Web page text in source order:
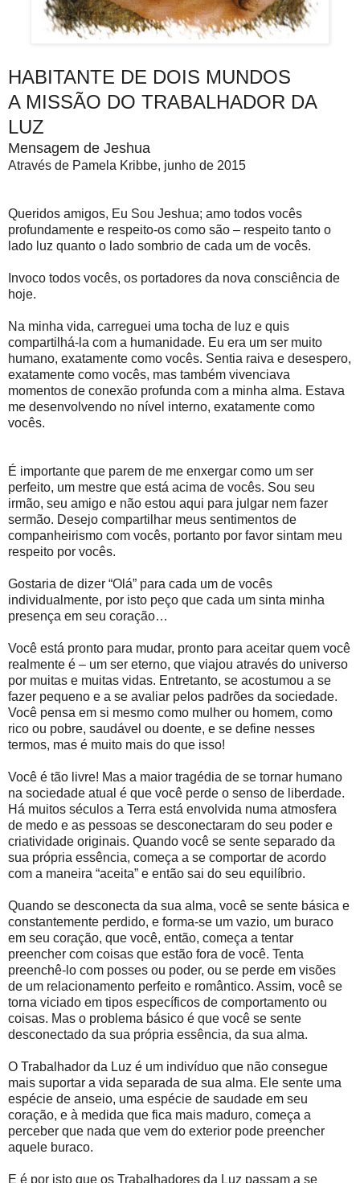
HABITANTE DE DOIS MUNDOS
A MISSÃO DO TRABALHADOR DA
LUZ
Mensagem de Jeshua
Através de Pamela Kribbe, junho de 2015
Queridos amigos, Eu Sou Jeshua; amo todos vocês
profundamente e respeito-os como são – respeito tanto o
lado luz quanto o lado sombrio de cada um de vocês.
Invoco todos vocês, os portadores da nova consciência de
hoje.
Na minha vida, carreguei uma tocha de luz e quis
compartilhá-la com a humanidade. Eu era um ser muito
humano, exatamente como vocês. Sentia raiva e desespero,
exatamente como vocês, mas também vivenciava
momentos de conexão profunda com a minha alma. Estava
me desenvolvendo no nível interno, exatamente como
vocês.
É importante que parem de me enxergar como um ser
perfeito, um mestre que está acima de vocês. Sou seu
irmão, seu amigo e não estou aqui para julgar nem fazer
sermão. Desejo compartilhar meus sentimentos de
companheirismo com vocês, portanto por favor sintam meu
respeito por vocês.
Gostaria de dizer “Olá” para cada um de vocês
individualmente, por isto peço que cada um sinta minha
presença em seu coração…
Você está pronto para mudar, pronto para aceitar quem você
realmente é – um ser eterno, que viajou através do universo
por muitas e muitas vidas. Entretanto, se acostumou a se
fazer pequeno e a se avaliar pelos padrões da sociedade.
Você pensa em si mesmo como mulher ou homem, como
rico ou pobre, saudável ou doente, e se define nesses
termos, mas é muito mais do que isso!
Você é tão livre! Mas a maior tragédia de se tornar humano
na sociedade atual é que você perde o senso de liberdade.
Há muitos séculos a Terra está envolvida numa atmosfera
de medo e as pessoas se desconectaram do seu poder e
criatividade originais. Quando você se sente separado da
sua própria essência, começa a se comportar de acordo
com a maneira “aceita” e então sai do seu equilíbrio.
Quando se desconecta da sua alma, você se sente básica e
constantemente perdido, e forma-se um vazio, um buraco
em seu coração, que você, então, começa a tentar
preencher com coisas que estão fora de você. Tenta
preenchê-lo com posses ou poder, ou se perde em visões
de um relacionamento perfeito e romântico. Assim, você se
torna viciado em tipos específicos de comportamento ou
coisas. Mas o problema básico é que você se sente
desconectado da sua própria essência, da sua alma.
O Trabalhador da Luz é um indivíduo que não consegue
mais suportar a vida separada de sua alma. Ele sente uma
espécie de anseio, uma espécie de saudade em seu
coração, e à medida que fica mais maduro, começa a
perceber que nada que vem do exterior pode preencher
aquele buraco.
E é por isto que os Trabalhadores da Luz passam a se